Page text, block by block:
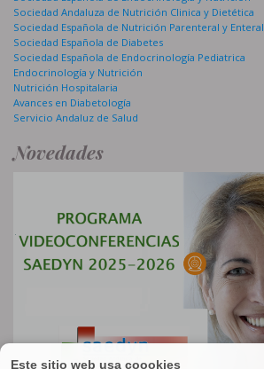
Sociedad Andaluza de Nutrición Clinica y Dietética
Sociedad Española de Nutrición Parenteral y Enteral
Sociedad Española de Diabetes
Sociedad Española de Endocrinología Pediatrica
Endocrinología y Nutrición
Nutrición Hospitalaria
Avances en Diabetología
Servicio Andaluz de Salud
Novedades